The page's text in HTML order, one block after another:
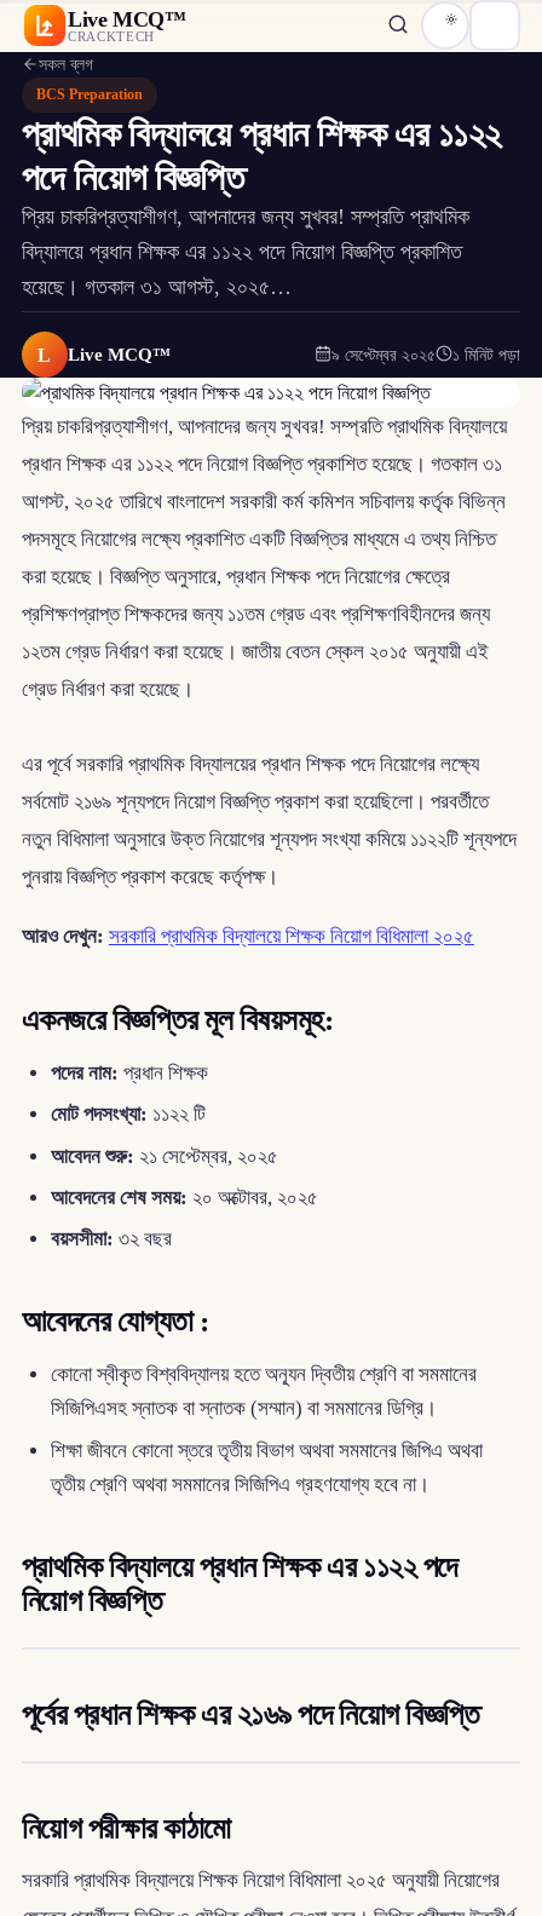
Live MCQ™
CRACKTECH
সকল ব্লগ
BCS Preparation
প্রাথমিক বিদ্যালয়ে প্রধান শিক্ষক এর ১১২২
পদে নিয়োগ বিজ্ঞপ্তি
প্রিয় চাকরিপ্রত্যাশীগণ, আপনাদের জন্য সুখবর! সম্প্রতি প্রাথমিক
বিদ্যালয়ে প্রধান শিক্ষক এর ১১২২ পদে নিয়োগ বিজ্ঞপ্তি প্রকাশিত
হয়েছে। গতকাল ৩১ আগস্ট, ২০২৫…
L Live MCQ™ ৯ সেপ্টেম্বর ২০২৫ ১ মিনিট পড়া
প্রিয় চাকরিপ্রত্যাশীগণ, আপনাদের জন্য সুখবর! সম্প্রতি প্রাথমিক বিদ্যালয়ে
প্রধান শিক্ষক এর ১১২২ পদে নিয়োগ বিজ্ঞপ্তি প্রকাশিত হয়েছে। গতকাল ৩১
আগস্ট, ২০২৫ তারিখে বাংলাদেশ সরকারী কর্ম কমিশন সচিবালয় কর্তৃক বিভিন্ন
পদসমূহে নিয়োগের লক্ষ্যে প্রকাশিত একটি বিজ্ঞপ্তির মাধ্যমে এ তথ্য নিশ্চিত
করা হয়েছে। বিজ্ঞপ্তি অনুসারে, প্রধান শিক্ষক পদে নিয়োগের ক্ষেত্রে
প্রশিক্ষণপ্রাপ্ত শিক্ষকদের জন্য ১১তম গ্রেড এবং প্রশিক্ষণবিহীনদের জন্য
১২তম গ্রেড নির্ধারণ করা হয়েছে। জাতীয় বেতন স্কেল ২০১৫ অনুযায়ী এই
গ্রেড নির্ধারণ করা হয়েছে।
এর পূর্বে সরকারি প্রাথমিক বিদ্যালয়ের প্রধান শিক্ষক পদে নিয়োগের লক্ষ্যে
সর্বমোট ২১৬৯ শূন্যপদে নিয়োগ বিজ্ঞপ্তি প্রকাশ করা হয়েছিলো। পরবর্তীতে
নতুন বিধিমালা অনুসারে উক্ত নিয়োগের শূন্যপদ সংখ্যা কমিয়ে ১১২২টি শূন্যপদে
পুনরায় বিজ্ঞপ্তি প্রকাশ করেছে কর্তৃপক্ষ।
আরও দেখুন: সরকারি প্রাথমিক বিদ্যালয়ে শিক্ষক নিয়োগ বিধিমালা ২০২৫
একনজরে বিজ্ঞপ্তির মূল বিষয়সমূহ:
পদের নাম: প্রধান শিক্ষক
মোট পদসংখ্যা: ১১২২ টি
আবেদন শুরু: ২১ সেপ্টেম্বর, ২০২৫
আবেদনের শেষ সময়: ২০ অক্টোবর, ২০২৫
বয়সসীমা: ৩২ বছর
আবেদনের যোগ্যতা :
কোনো স্বীকৃত বিশ্ববিদ্যালয় হতে অন্যূন দ্বিতীয় শ্রেণি বা সমমানের
সিজিপিএসহ স্নাতক বা স্নাতক (সম্মান) বা সমমানের ডিগ্রি।
শিক্ষা জীবনে কোনো স্তরে তৃতীয় বিভাগ অথবা সমমানের জিপিএ অথবা
তৃতীয় শ্রেণি অথবা সমমানের সিজিপিএ গ্রহণযোগ্য হবে না।
প্রাথমিক বিদ্যালয়ে প্রধান শিক্ষক এর ১১২২ পদে
নিয়োগ বিজ্ঞপ্তি
পূর্বের প্রধান শিক্ষক এর ২১৬৯ পদে নিয়োগ বিজ্ঞপ্তি
নিয়োগ পরীক্ষার কাঠামো
সরকারি প্রাথমিক বিদ্যালয়ে শিক্ষক নিয়োগ বিধিমালা ২০২৫ অনুযায়ী নিয়োগের